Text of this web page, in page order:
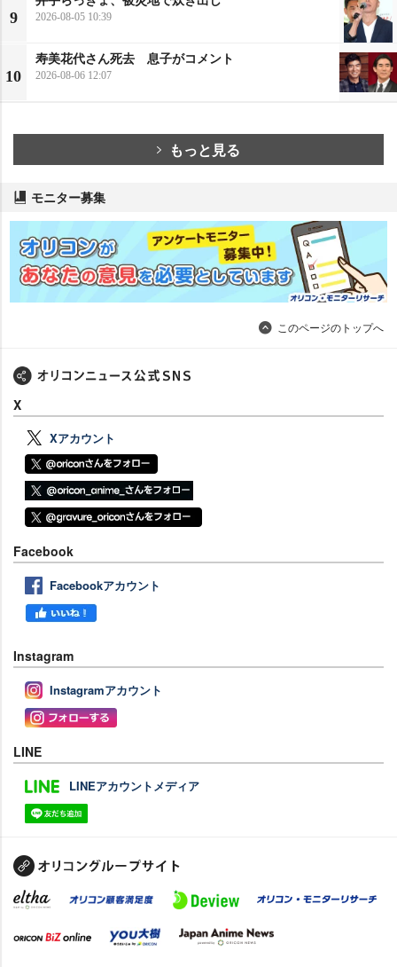
9 2026-08-05 10:39
10
寿美花代さん死去 息子がコメント
2026-08-06 12:07
もっと見る
モニター募集
このページのトップへ
X
Xアカウント
Facebook
Facebookアカウント
Instagram
Instagramアカウント
LINE
LINEアカウントメディア